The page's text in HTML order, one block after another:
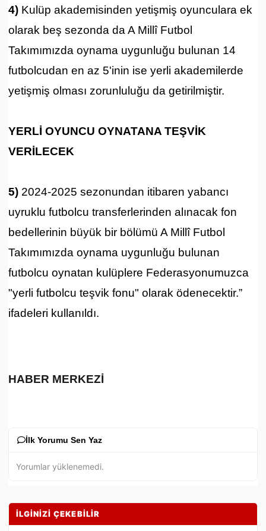
4) Kulüp akademisinden yetişmiş oyunculara ek
olarak beş sezonda da A Millî Futbol
Takımımızda oynama uygunluğu bulunan 14
futbolcudan en az 5'inin ise yerli akademilerde
yetişmiş olması zorunluluğu da getirilmiştir.
YERLİ OYUNCU OYNATANA TEŞVİK
VERİLECEK
5) 2024-2025 sezonundan itibaren yabancı
uyruklu futbolcu transferlerinden alınacak fon
bedellerinin büyük bir bölümü A Millî Futbol
Takımımızda oynama uygunluğu bulunan
futbolcu oynatan kulüplere Federasyonumuzca
"yerli futbolcu teşvik fonu" olarak ödenecektir.”
ifadeleri kullanıldı.
HABER MERKEZİ
İlk Yorumu Sen Yaz
Yorumlar yüklenemedi.
İLGİNİZİ ÇEKEBİLİR